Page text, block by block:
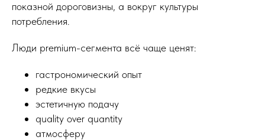
показной дороговизны, а вокруг культуры
потребления.
Люди premium-сегмента всё чаще ценят:
гастрономический опыт
редкие вкусы
эстетичную подачу
quality over quantity
атмосферу